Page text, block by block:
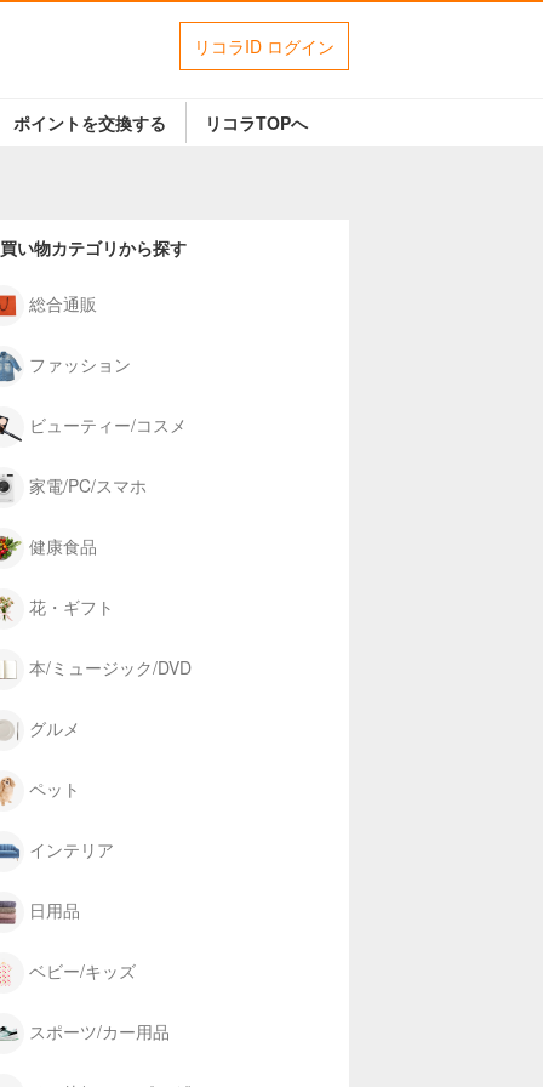
リコラID ログイン
ポイントを交換する リコラTOPへ
い物カテゴリから探す
総合通販
ファッション
ビューティー/コスメ
家電/PC/スマホ
健康食品
花・ギフト
本/ミュージック/DVD
グルメ
ペット
インテリア
日用品
ベビー/キッズ
スポーツ/カー用品